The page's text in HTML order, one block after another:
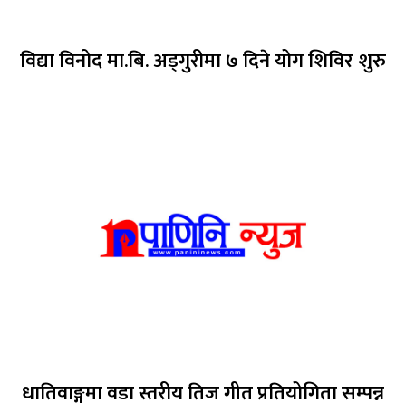
विद्या विनोद मा.बि. अड्गुरीमा ७ दिने योग शिविर शुरु
धातिवाङ्गमा वडा स्तरीय तिज गीत प्रतियोगिता सम्पन्न